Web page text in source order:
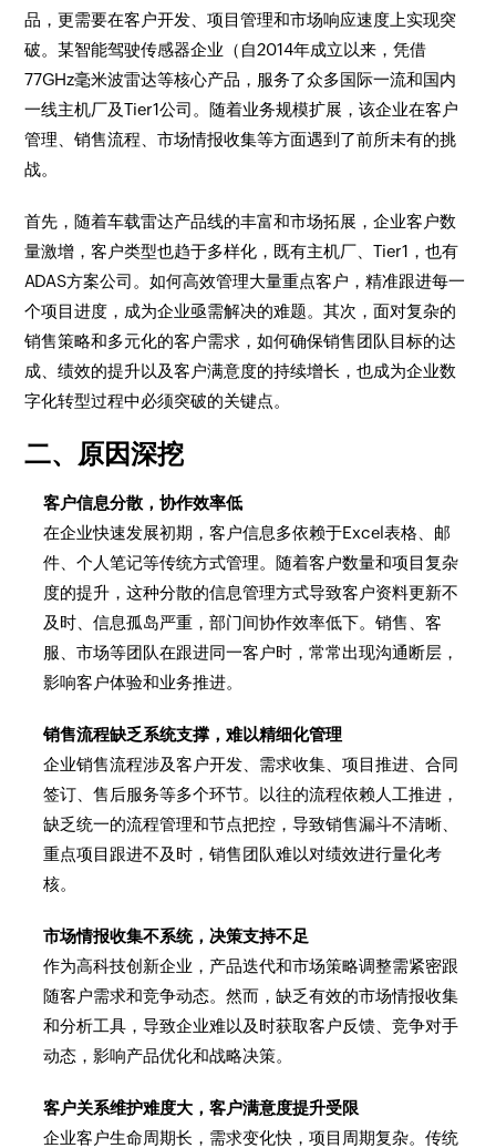
品，更需要在客户开发、项目管理和市场响应速度上实现突
破。某智能驾驶传感器企业（自2014年成立以来，凭借
77GHz毫米波雷达等核心产品，服务了众多国际一流和国内
一线主机厂及Tier1公司。随着业务规模扩展，该企业在客户
管理、销售流程、市场情报收集等方面遇到了前所未有的挑
战。
首先，随着车载雷达产品线的丰富和市场拓展，企业客户数
量激增，客户类型也趋于多样化，既有主机厂、Tier1，也有
ADAS方案公司。如何高效管理大量重点客户，精准跟进每一
个项目进度，成为企业亟需解决的难题。其次，面对复杂的
销售策略和多元化的客户需求，如何确保销售团队目标的达
成、绩效的提升以及客户满意度的持续增长，也成为企业数
字化转型过程中必须突破的关键点。
二、原因深挖
客户信息分散，协作效率低
在企业快速发展初期，客户信息多依赖于Excel表格、邮
件、个人笔记等传统方式管理。随着客户数量和项目复杂
度的提升，这种分散的信息管理方式导致客户资料更新不
及时、信息孤岛严重，部门间协作效率低下。销售、客
服、市场等团队在跟进同一客户时，常常出现沟通断层，
影响客户体验和业务推进。
销售流程缺乏系统支撑，难以精细化管理
企业销售流程涉及客户开发、需求收集、项目推进、合同
签订、售后服务等多个环节。以往的流程依赖人工推进，
缺乏统一的流程管理和节点把控，导致销售漏斗不清晰、
重点项目跟进不及时，销售团队难以对绩效进行量化考
核。
市场情报收集不系统，决策支持不足
作为高科技创新企业，产品迭代和市场策略调整需紧密跟
随客户需求和竞争动态。然而，缺乏有效的市场情报收集
和分析工具，导致企业难以及时获取客户反馈、竞争对手
动态，影响产品优化和战略决策。
客户关系维护难度大，客户满意度提升受限
企业客户生命周期长，需求变化快，项目周期复杂。传统